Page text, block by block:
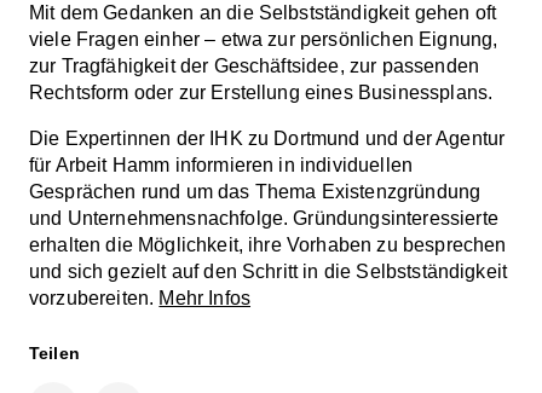
Mit dem Gedanken an die Selbstständigkeit gehen oft
viele Fragen einher – etwa zur persönlichen Eignung,
zur Tragfähigkeit der Geschäftsidee, zur passenden
Rechtsform oder zur Erstellung eines Businessplans.
Die Expertinnen der IHK zu Dortmund und der Agentur
für Arbeit Hamm informieren in individuellen
Gesprächen rund um das Thema Existenzgründung
und Unternehmensnachfolge. Gründungsinteressierte
erhalten die Möglichkeit, ihre Vorhaben zu besprechen
und sich gezielt auf den Schritt in die Selbstständigkeit
vorzubereiten. Mehr Infos
Teilen